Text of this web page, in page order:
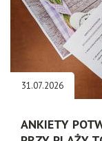
31.07.2026
ANKIETY